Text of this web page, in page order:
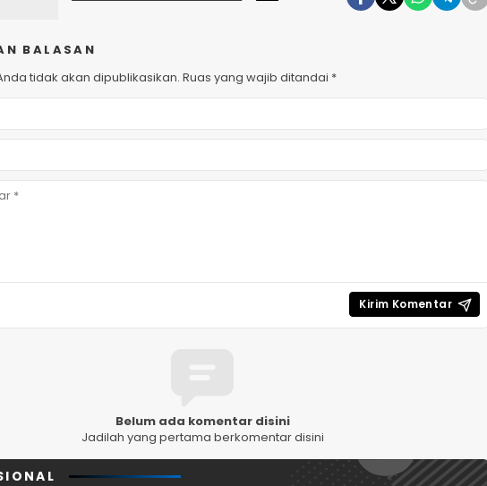
BALASAN
tidak akan dipublikasikan. Ruas yang wajib ditandai *
Belum ada komentar disini
Jadilah yang pertama berkomentar disini